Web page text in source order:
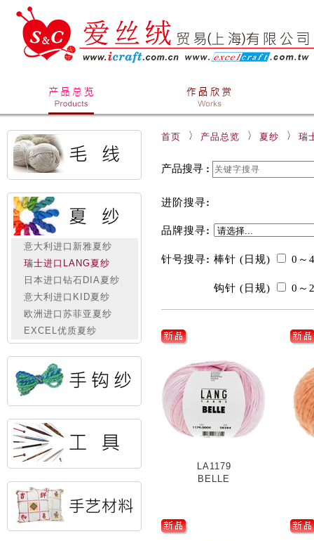
意大利进口新雅夏纱
瑞士进口LANG夏纱
日本进口钻石DIA夏纱
意大利进口KID夏纱
欧洲进口苏菲亚夏纱
EXCEL优质夏纱
首页 产品总览 夏纱 瑞
产品搜寻 :
进阶搜寻:
品牌搜寻:
针号搜寻: 棒针 (日规) 0～
钩针 (日规) 0～
LA1179
BELLE